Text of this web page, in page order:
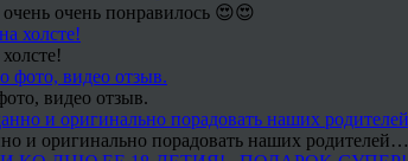
очень понравилось 😍😍
видео отзыв.
и оригинально порадовать наших родителей…